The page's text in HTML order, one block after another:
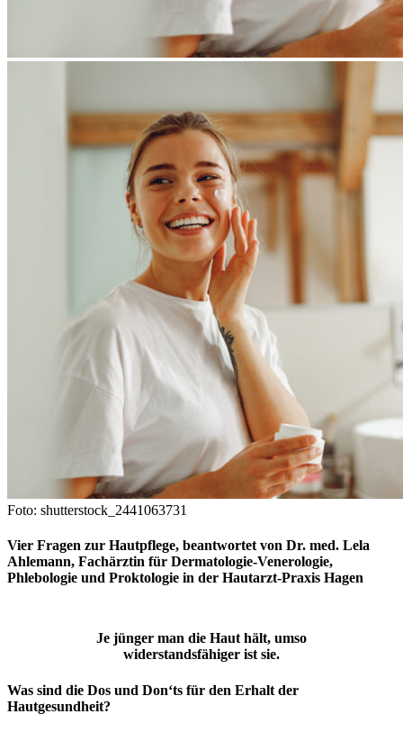
Foto: shutterstock_2441063731
Vier Fragen zur Hautpflege, beantwortet von Dr. med. Lela
Ahlemann, Fachärztin für Dermatologie-Venerologie,
Phlebologie und Proktologie in der Hautarzt-Praxis Hagen
Je jünger man die Haut hält, umso
widerstandsfähiger ist sie.
Was sind die Dos und Don‘ts für den Erhalt der
Hautgesundheit?